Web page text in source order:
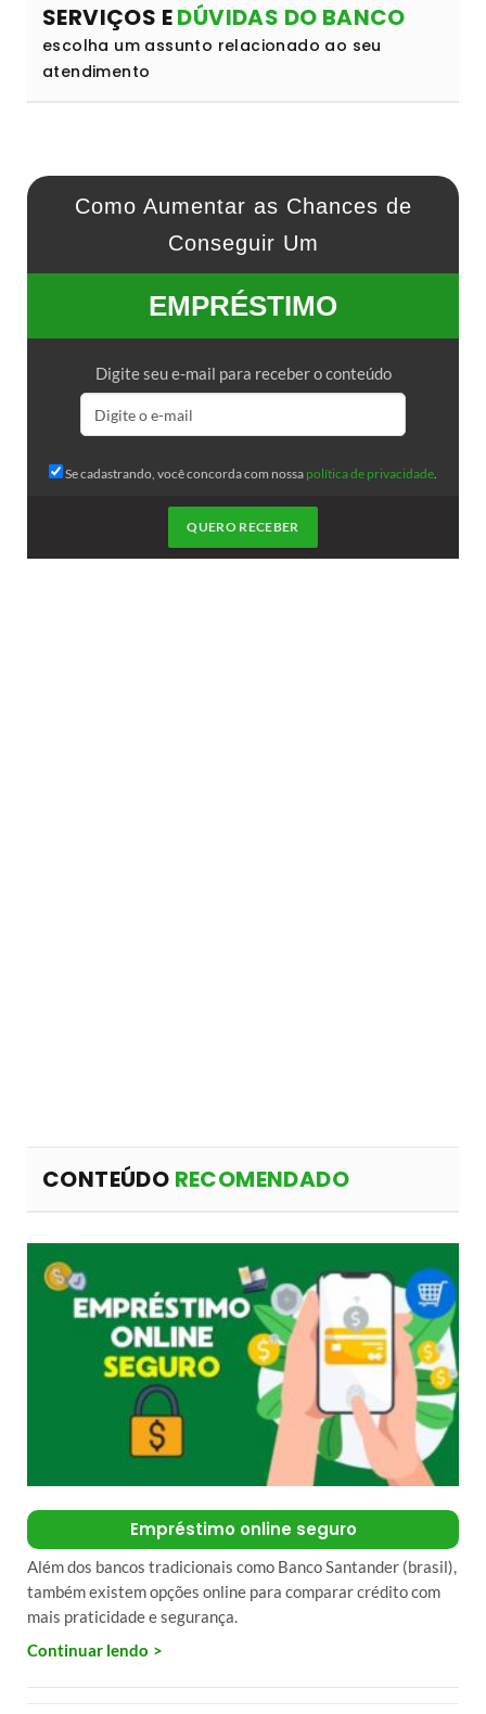
SERVIÇOS EDÚVIDAS DO BANCO
escolha um assunto relacionado ao seu
atendimento
Como Aumentar as Chances de
Conseguir Um
EMPRÉSTIMO
Digite seu e-mail para receber o conteúdo
Se cadastrando, você concorda com nossa política de privacidade.
QUERO RECEBER
CONTEÚDO RECOMENDADO
Empréstimo online seguro
Além dos bancos tradicionais como Banco Santander (brasil),
também existem opções online para comparar crédito com
mais praticidade e segurança.
Continuar lendo